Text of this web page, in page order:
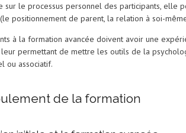
sur le processus personnel des participants, elle
positionnement de parent, la relation à soi-
à la formation avancée doivent avoir une
permettant de mettre les outils de la
ou associatif.
de la formation